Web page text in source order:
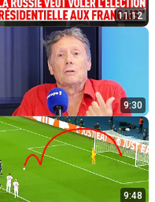
11:12
9:30
9:48